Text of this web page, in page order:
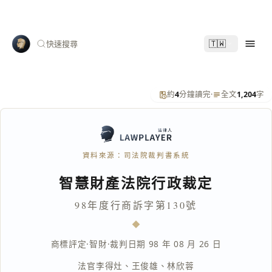
快速搜尋 🇹🇼
約4分鐘讀完· 全文1,204字
資料來源：司法院裁判書系統
智慧財產法院行政裁定
98年度行商訴字第130號
商標評定·智財·裁判日期 98 年 08 月 26 日
法官李得灶 、 王俊雄 、林欣蓉